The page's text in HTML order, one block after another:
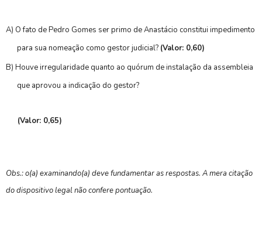
A) O fato de Pedro Gomes ser primo de Anastácio constitui impedimento
para sua nomeação como gestor judicial? (Valor: 0,60)
B) Houve irregularidade quanto ao quórum de instalação da assembleia
que aprovou a indicação do gestor?
(Valor: 0,65)
Obs.: o(a) examinando(a) deve fundamentar as respostas. A mera citação
do dispositivo legal não confere pontuação.